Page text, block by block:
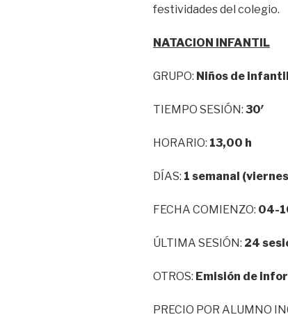
festividades del colegio.
NATACION INFANTIL
GRUPO: Niños de infantil
TIEMPO SESIÓN: 30′
HORARIO: 13,00 h
DÍAS: 1 semanal
FECHA COMIENZO: 04-
ÚLTIMA SESIÓN: 24
OTROS: Emisión de
PRECIO POR ALUMNO